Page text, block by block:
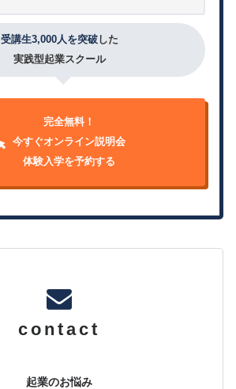
受講生3,000人を突破した
実践型起業スクール
完全無料！
今すぐオンライン説明会
体験入学を予約する
contact
起業のお悩み